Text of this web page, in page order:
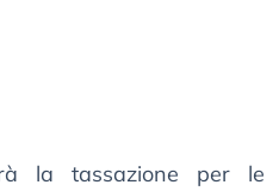
la tassazione per le